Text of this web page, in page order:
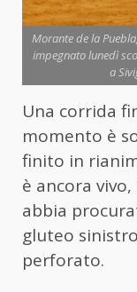
Morante de la
impegnato lunedì
a
Una corrida
momento è
finito in
è ancora
abbia
gluteo
perforato.